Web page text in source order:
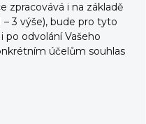
zpracovává i na základě
3 výše), bude pro tyto
po odvolání Vašeho
účelům souhlas